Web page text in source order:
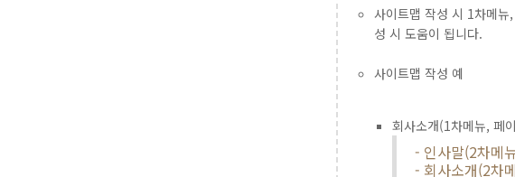
사이트맵 작성 시 1차메
성 시 도움이 됩니다.
사이트맵 작성 예
회사소개(1차메뉴, 페
- 인사말(2차메
- 회사소개(2차